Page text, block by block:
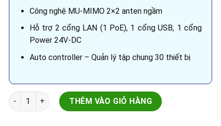
Công nghệ MU-MIMO 2×2 anten ngầm
Hỗ trợ 2 cổng LAN (1 PoE), 1 cổng USB, 1 cổng
Power 24V-DC
Auto controller – Quản lý tập chung 30 thiết bị
GrandStream AP GWN7600 số lượng
THÊM VÀO GIỎ HÀNG